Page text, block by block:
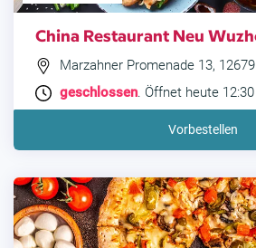
China Restaurant Neu
Marzahner Promenade 13,
geschlossen. Öffnet heute
Vorbestellen